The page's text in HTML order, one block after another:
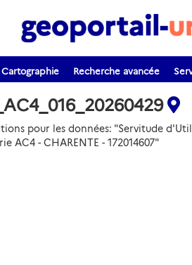
Cartographie Recherche avancée
pour les données: "Servitude
AC4 - CHARENTE - 172014607"